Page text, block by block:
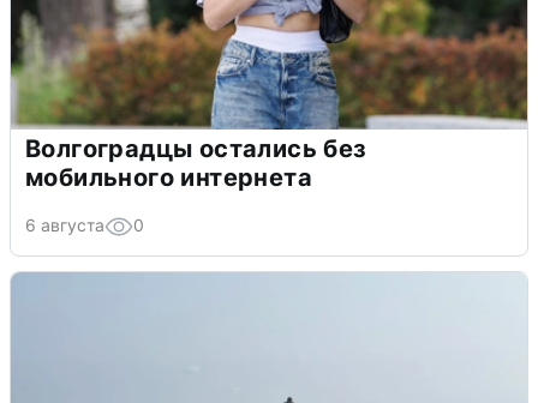
Волгоградцы остались без
мобильного интернета
6 августа 0